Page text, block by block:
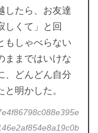
したら、お友達
しくて」と回
もしゃべらない
ままではいけな
、どんどん自分
明かした。